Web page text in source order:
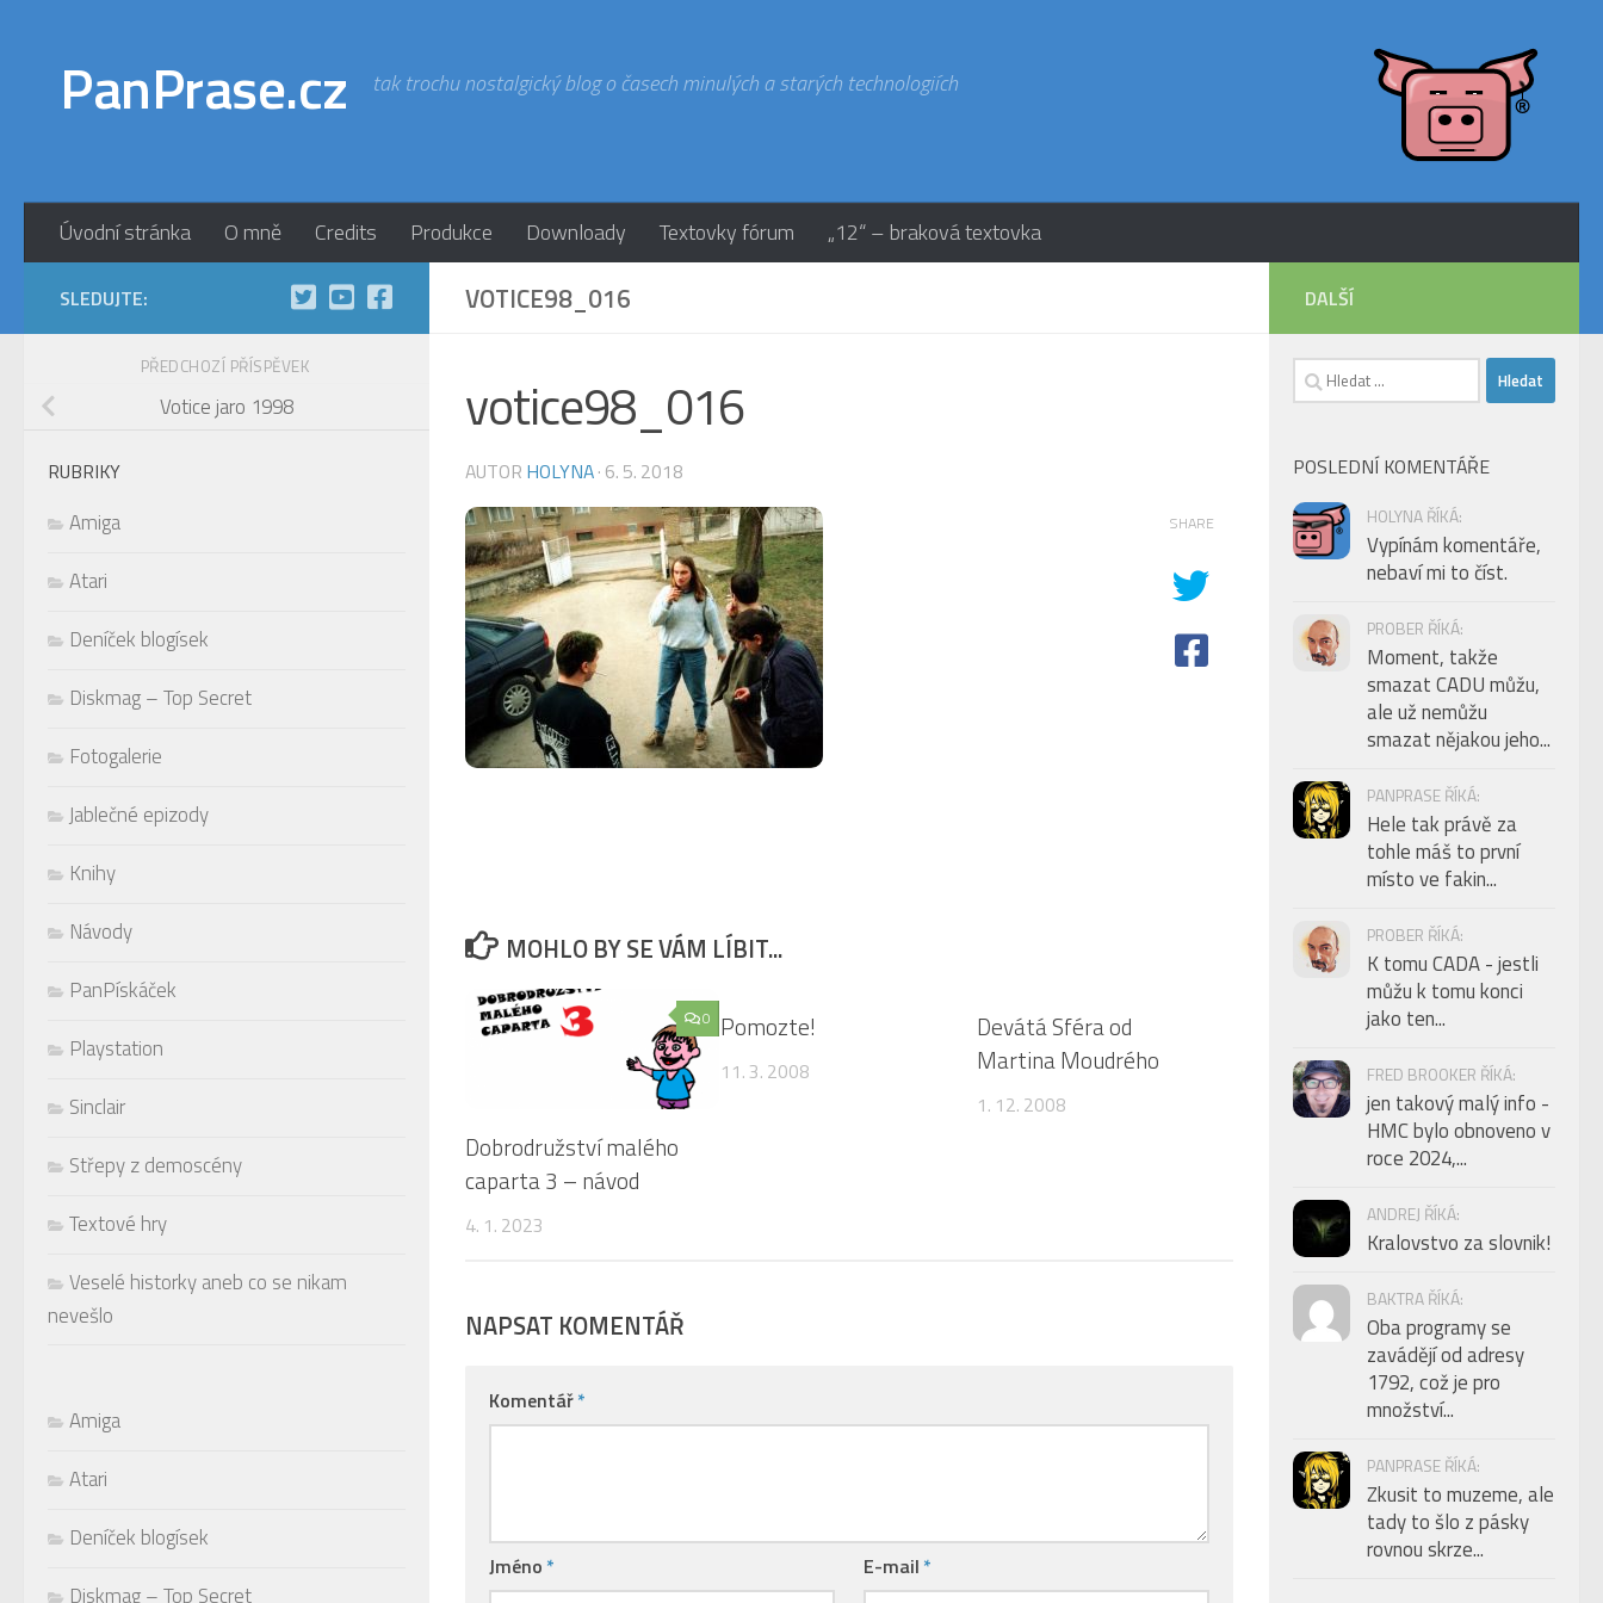
PanPrase.cz tak trochu nostalgický blog o časech minulých a starých technologiích
Úvodní stránka O mně Credits Produkce Downloady Textovky fórum „12“ – braková textovka
VOTICE98_016
votice98_016
AUTOR HOLYNA· 6. 5. 2018
SHARE
MOHLO BY SE VÁM LÍBIT...
0
Dobrodružství malého
caparta 3 – návod
4. 1. 2023
Pomozte!
11. 3. 2008
Devátá Sféra od
Martina Moudrého
1. 12. 2008
NAPSAT KOMENTÁŘ
Komentář*
Jméno * E-mail *
SLEDUJTE:
PŘEDCHOZÍ PŘÍSPĚVEK
Votice jaro 1998
RUBRIKY
Amiga
Atari
Deníček blogísek
Diskmag – Top Secret
Fotogalerie
Jablečné epizody
Knihy
Návody
PanPískáček
Playstation
Sinclair
Střepy z demoscény
Textové hry
Veselé historky aneb co se nikam
nevešlo
Amiga
Atari
Deníček blogísek
Diskmag – Top Secret
DALŠÍ
Vyhledávání
POSLEDNÍ KOMENTÁŘE
HOLYNA ŘÍKÁ:
Vypínám komentáře,
nebaví mi to číst.
PROBER ŘÍKÁ:
Moment, takže
smazat CADU můžu,
ale už nemůžu
smazat nějakou jeho...
PANPRASE ŘÍKÁ:
Hele tak právě za
tohle máš to první
místo ve fakin...
PROBER ŘÍKÁ:
K tomu CADA - jestli
můžu k tomu konci
jako ten...
FRED BROOKER ŘÍKÁ:
jen takový malý info -
HMC bylo obnoveno v
roce 2024,...
ANDREJ ŘÍKÁ:
Kralovstvo za slovnik!
BAKTRA ŘÍKÁ:
Oba programy se
zavádějí od adresy
1792, což je pro
množství...
PANPRASE ŘÍKÁ:
Zkusit to muzeme, ale
tady to šlo z pásky
rovnou skrze...